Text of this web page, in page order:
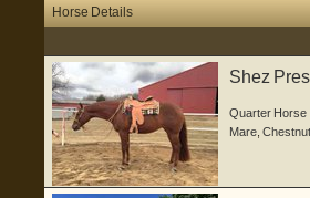
Horse Details
Shez
Quarter Horse
Mare Chestnut